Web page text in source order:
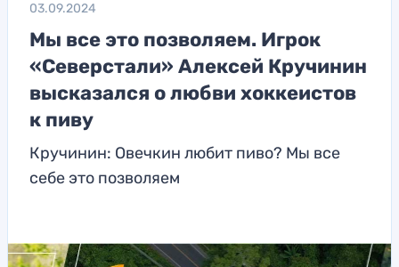
03.09.2024
Мы все это позволяем. Игрок
«Северстали» Алексей Кручинин
высказался о любви хоккеистов
к пиву
Кручинин: Овечкин любит пиво? Мы все
себе это позволяем